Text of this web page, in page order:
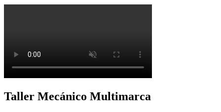
Taller Mecánico Multimarca